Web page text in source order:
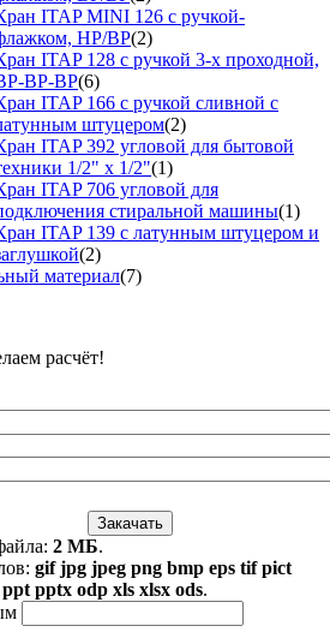
ITAP MINI 126 с ручкой-
НР/ВР(2)
ITAP 128 с ручкой 3-х проходной,
ВР-ВР(6)
ITAP 166 с ручкой сливной с
штуцером(2)
ITAP 392 угловой для бытовой
1/2" х 1/2"(1)
ITAP 706 угловой для
стиральной машины(1)
ITAP 139 с латунным штуцером и
(2)
материал(7)
расчёт!
2 МБ.
gif jpg jpeg png bmp eps tif pict
pptx odp xls xlsx ods.